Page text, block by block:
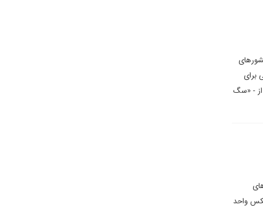
برای
از - «سگ
واحد